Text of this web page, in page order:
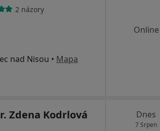
2 názory
nad Nisou • Mapa
Zdena Kodrlová Dnes
7 Srpen